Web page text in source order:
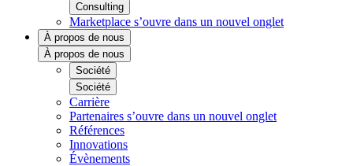
Consulting
Marketplace s’ouvre dans un nouvel onglet
À propos de nous
À propos de nous
Société
Société
Carrière
Partenaires s’ouvre dans un nouvel onglet
Références
Innovations
Évènements